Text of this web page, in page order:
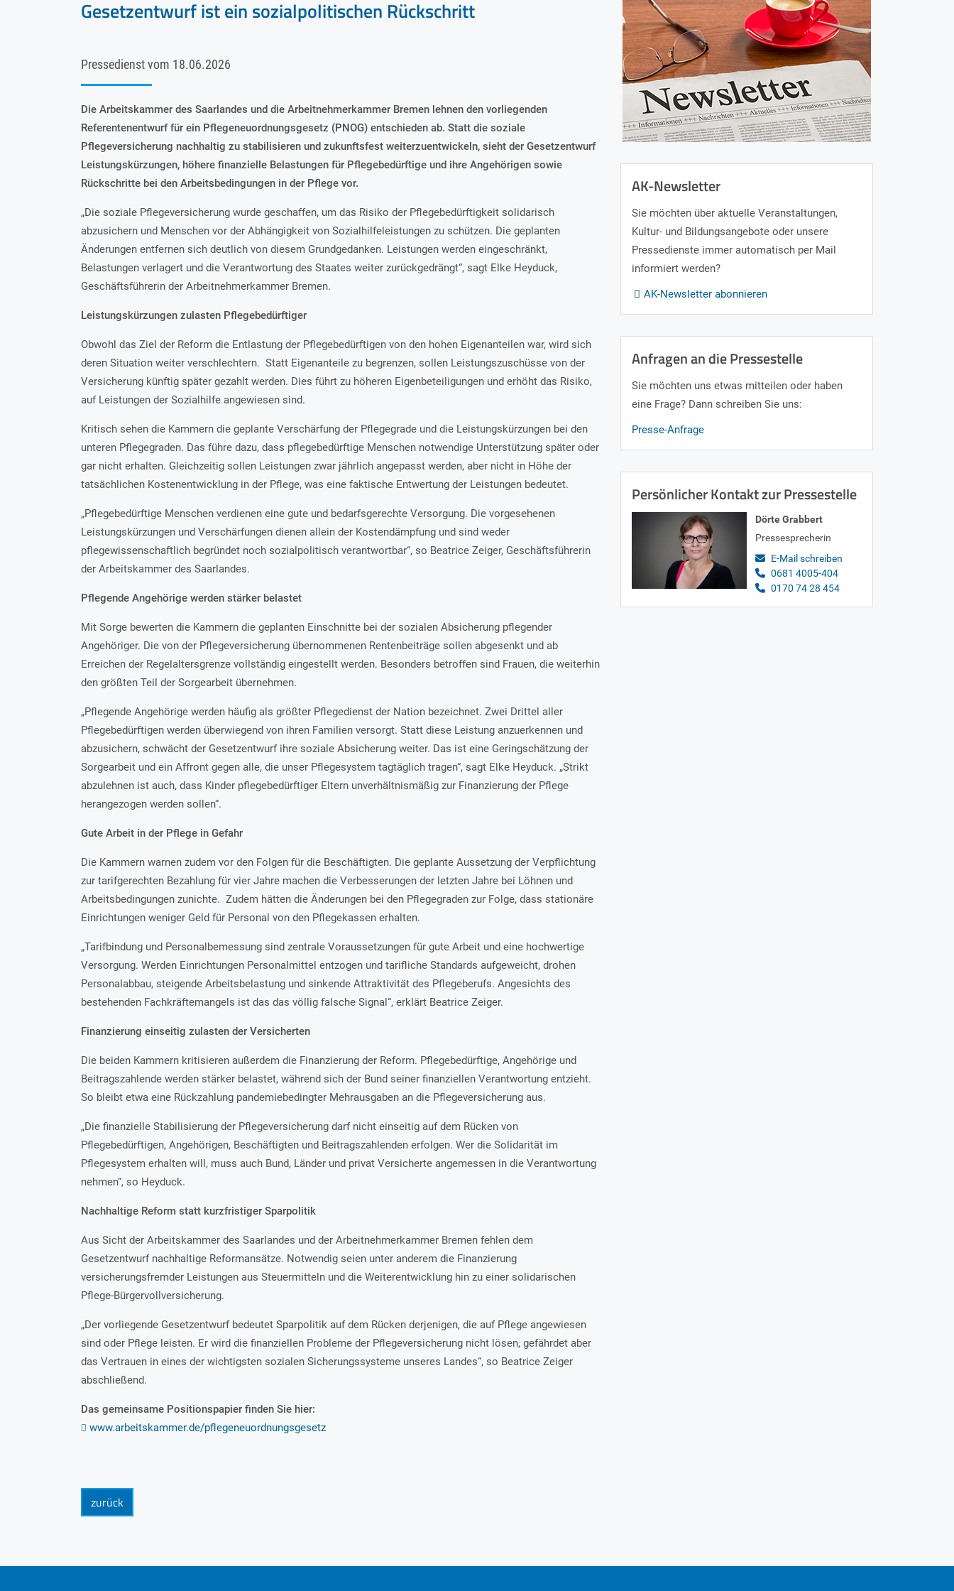
Gesetzentwurf ist ein sozialpolitischen Rückschritt
Pressedienst vom 18.06.2026
Die Arbeitskammer des Saarlandes und die Arbeitnehmerkammer Bremen lehnen den vorliegenden
Referentenentwurf für ein Pflegeneuordnungsgesetz (PNOG) entschieden ab. Statt die soziale
Pflegeversicherung nachhaltig zu stabilisieren und zukunftsfest weiterzuentwickeln, sieht der Gesetzentwurf
Leistungskürzungen, höhere finanzielle Belastungen für Pflegebedürftige und ihre Angehörigen sowie
Rückschritte bei den Arbeitsbedingungen in der Pflege vor.
„Die soziale Pflegeversicherung wurde geschaffen, um das Risiko der Pflegebedürftigkeit solidarisch
abzusichern und Menschen vor der Abhängigkeit von Sozialhilfeleistungen zu schützen. Die geplanten
Änderungen entfernen sich deutlich von diesem Grundgedanken. Leistungen werden eingeschränkt,
Belastungen verlagert und die Verantwortung des Staates weiter zurückgedrängt“, sagt Elke Heyduck,
Geschäftsführerin der Arbeitnehmerkammer Bremen.
Leistungskürzungen zulasten Pflegebedürftiger
Obwohl das Ziel der Reform die Entlastung der Pflegebedürftigen von den hohen Eigenanteilen war, wird sich
deren Situation weiter verschlechtern. Statt Eigenanteile zu begrenzen, sollen Leistungszuschüsse von der
Versicherung künftig später gezahlt werden. Dies führt zu höheren Eigenbeteiligungen und erhöht das Risiko,
auf Leistungen der Sozialhilfe angewiesen sind.
Kritisch sehen die Kammern die geplante Verschärfung der Pflegegrade und die Leistungskürzungen bei den
unteren Pflegegraden. Das führe dazu, dass pflegebedürftige Menschen notwendige Unterstützung später oder
gar nicht erhalten. Gleichzeitig sollen Leistungen zwar jährlich angepasst werden, aber nicht in Höhe der
tatsächlichen Kostenentwicklung in der Pflege, was eine faktische Entwertung der Leistungen bedeutet.
„Pflegebedürftige Menschen verdienen eine gute und bedarfsgerechte Versorgung. Die vorgesehenen
Leistungskürzungen und Verschärfungen dienen allein der Kostendämpfung und sind weder
pflegewissenschaftlich begründet noch sozialpolitisch verantwortbar“, so Beatrice Zeiger, Geschäftsführerin
der Arbeitskammer des Saarlandes.
Pflegende Angehörige werden stärker belastet
Mit Sorge bewerten die Kammern die geplanten Einschnitte bei der sozialen Absicherung pflegender
Angehöriger. Die von der Pflegeversicherung übernommenen Rentenbeiträge sollen abgesenkt und ab
Erreichen der Regelaltersgrenze vollständig eingestellt werden. Besonders betroffen sind Frauen, die weiterhin
den größten Teil der Sorgearbeit übernehmen.
„Pflegende Angehörige werden häufig als größter Pflegedienst der Nation bezeichnet. Zwei Drittel aller
Pflegebedürftigen werden überwiegend von ihren Familien versorgt. Statt diese Leistung anzuerkennen und
abzusichern, schwächt der Gesetzentwurf ihre soziale Absicherung weiter. Das ist eine Geringschätzung der
Sorgearbeit und ein Affront gegen alle, die unser Pflegesystem tagtäglich tragen“, sagt Elke Heyduck. „Strikt
abzulehnen ist auch, dass Kinder pflegebedürftiger Eltern unverhältnismäßig zur Finanzierung der Pflege
herangezogen werden sollen“.
Gute Arbeit in der Pflege in Gefahr
Die Kammern warnen zudem vor den Folgen für die Beschäftigten. Die geplante Aussetzung der Verpflichtung
zur tarifgerechten Bezahlung für vier Jahre machen die Verbesserungen der letzten Jahre bei Löhnen und
Arbeitsbedingungen zunichte. Zudem hätten die Änderungen bei den Pflegegraden zur Folge, dass stationäre
Einrichtungen weniger Geld für Personal von den Pflegekassen erhalten.
„Tarifbindung und Personalbemessung sind zentrale Voraussetzungen für gute Arbeit und eine hochwertige
Versorgung. Werden Einrichtungen Personalmittel entzogen und tarifliche Standards aufgeweicht, drohen
Personalabbau, steigende Arbeitsbelastung und sinkende Attraktivität des Pflegeberufs. Angesichts des
bestehenden Fachkräftemangels ist das das völlig falsche Signal“, erklärt Beatrice Zeiger.
Finanzierung einseitig zulasten der Versicherten
Die beiden Kammern kritisieren außerdem die Finanzierung der Reform. Pflegebedürftige, Angehörige und
Beitragszahlende werden stärker belastet, während sich der Bund seiner finanziellen Verantwortung entzieht.
So bleibt etwa eine Rückzahlung pandemiebedingter Mehrausgaben an die Pflegeversicherung aus.
„Die finanzielle Stabilisierung der Pflegeversicherung darf nicht einseitig auf dem Rücken von
Pflegebedürftigen, Angehörigen, Beschäftigten und Beitragszahlenden erfolgen. Wer die Solidarität im
Pflegesystem erhalten will, muss auch Bund, Länder und privat Versicherte angemessen in die Verantwortung
nehmen“, so Heyduck.
Nachhaltige Reform statt kurzfristiger Sparpolitik
Aus Sicht der Arbeitskammer des Saarlandes und der Arbeitnehmerkammer Bremen fehlen dem
Gesetzentwurf nachhaltige Reformansätze. Notwendig seien unter anderem die Finanzierung
versicherungsfremder Leistungen aus Steuermitteln und die Weiterentwicklung hin zu einer solidarischen
Pflege-Bürgervollversicherung.
„Der vorliegende Gesetzentwurf bedeutet Sparpolitik auf dem Rücken derjenigen, die auf Pflege angewiesen
sind oder Pflege leisten. Er wird die finanziellen Probleme der Pflegeversicherung nicht lösen, gefährdet aber
das Vertrauen in eines der wichtigsten sozialen Sicherungssysteme unseres Landes“, so Beatrice Zeiger
abschließend.
Das gemeinsame Positionspapier finden Sie hier:
www.arbeitskammer.de/pflegeneuordnungsgesetz
zurück
AK-Newsletter
Sie möchten über aktuelle Veranstaltungen,
Kultur- und Bildungsangebote oder unsere
Pressedienste immer automatisch per Mail
informiert werden?
AK-Newsletter abonnieren
Anfragen an die Pressestelle
Sie möchten uns etwas mitteilen oder haben
eine Frage? Dann schreiben Sie uns:
Presse-Anfrage
Persönlicher Kontakt zur Pressestelle
Dörte Grabbert
Pressesprecherin
E-Mail schreiben
0681 4005-404
0170 74 28 454